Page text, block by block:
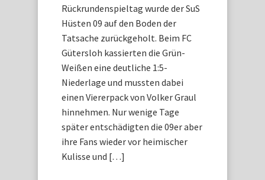
Rückrundenspieltag wurde der SuS
Hüsten 09 auf den Boden der
Tatsache zurückgeholt. Beim FC
Gütersloh kassierten die Grün-
Weißen eine deutliche 1:5-
Niederlage und mussten dabei
einen Viererpack von Volker Graul
hinnehmen. Nur wenige Tage
später entschädigten die 09er aber
ihre Fans wieder vor heimischer
Kulisse und […]